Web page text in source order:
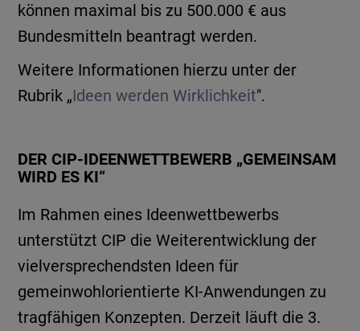
können maximal bis zu 500.000 € aus
Bundesmitteln beantragt werden.
Weitere Informationen hierzu unter der
Rubrik „Ideen werden Wirklichkeit".
DER CIP-IDEENWETTBEWERB „GEMEINSAM
WIRD ES KI“
Im Rahmen eines Ideenwettbewerbs
unterstützt CIP die Weiterentwicklung der
vielversprechendsten Ideen für
gemeinwohlorientierte KI-Anwendungen zu
tragfähigen Konzepten. Derzeit läuft die 3.